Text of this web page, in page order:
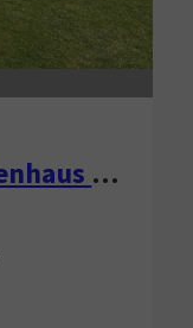
Gepflegtes Einfamilienhaus in Rheda-Wiedenbrück zu verkaufen!